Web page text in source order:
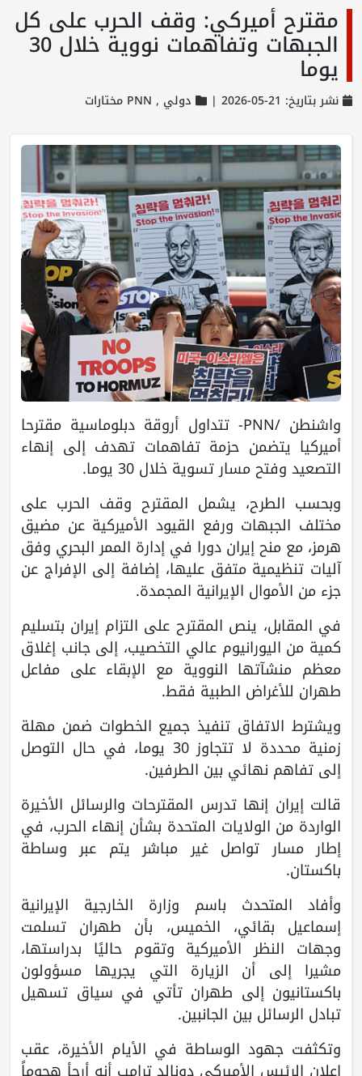
مقترح أميركي: وقف الحرب على كل
الجبهات وتفاهمات نووية خلال 30
يوما
نشر بتاريخ: 21-05-2026 | دولي , PNN مختارات
واشنطن /PNN- تتداول أروقة دبلوماسية مقترحا
أميركيا يتضمن حزمة تفاهمات تهدف إلى إنهاء
التصعيد وفتح مسار تسوية خلال 30 يوما.
وبحسب الطرح، يشمل المقترح وقف الحرب على
مختلف الجبهات ورفع القيود الأميركية عن مضيق
هرمز، مع منح إيران دورا في إدارة الممر البحري وفق
آليات تنظيمية متفق عليها، إضافة إلى الإفراج عن
جزء من الأموال الإيرانية المجمدة.
في المقابل، ينص المقترح على التزام إيران بتسليم
كمية من اليورانيوم عالي التخصيب، إلى جانب إغلاق
معظم منشآتها النووية مع الإبقاء على مفاعل
طهران للأغراض الطبية فقط.
ويشترط الاتفاق تنفيذ جميع الخطوات ضمن مهلة
زمنية محددة لا تتجاوز 30 يوما، في حال التوصل
إلى تفاهم نهائي بين الطرفين.
قالت إيران إنها تدرس المقترحات والرسائل الأخيرة
الواردة من الولايات المتحدة بشأن إنهاء الحرب، في
إطار مسار تواصل غير مباشر يتم عبر وساطة
باكستان.
وأفاد المتحدث باسم وزارة الخارجية الإيرانية
إسماعيل بقائي، الخميس، بأن طهران تسلمت
وجهات النظر الأميركية وتقوم حاليًا بدراستها،
مشيرا إلى أن الزيارة التي يجريها مسؤولون
باكستانيون إلى طهران تأتي في سياق تسهيل
تبادل الرسائل بين الجانبين.
وتكثفت جهود الوساطة في الأيام الأخيرة، عقب